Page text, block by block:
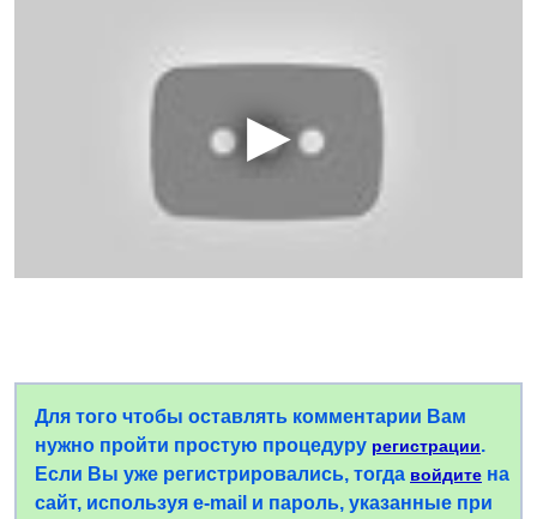
Для того чтобы оставлять комментарии Вам
нужно пройти простую процедуру регистрации.
Если Вы уже регистрировались, тогда войдите на
сайт, используя e-mail и пароль, указанные при